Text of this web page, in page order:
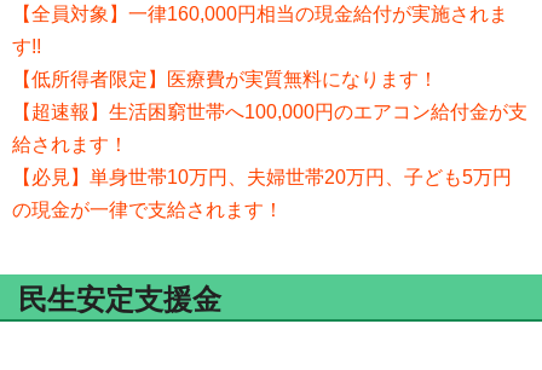
【全員対象】一律160,000円相当の現金給付が実施されま
す!!
【低所得者限定】医療費が実質無料になります！
【超速報】生活困窮世帯へ100,000円のエアコン給付金が支
給されます！
【必見】単身世帯10万円、夫婦世帯20万円、子ども5万円
の現金が一律で支給されます！
民生安定支援金